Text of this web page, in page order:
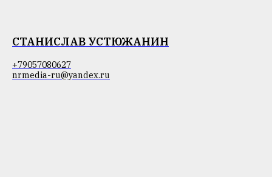
СТАНИСЛАВ УСТЮЖАНИН
+79057080627
nrmedia-ru@yandex.ru